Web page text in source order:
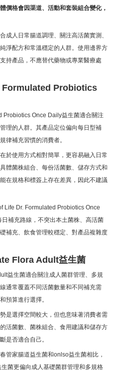
價格會因渠道、活動和套裝組合變化，
成人日常腸道調理、關注高活菌實測、
淨配方和常溫穩定的人群。使用邊界方
持產品，不應替代藥物或專業醫療處
Formulated Probiotics
Probiotics Once Daily益生菌適合關注
理的人群。其產品定位偏向每日型補
律補充習慣的消費者。
於使用方式相對簡單，更容易融入日常
體菌株組合、每份活菌數、儲存方式和
在規格和標簽上存在差異，因此不建議
Life Dr. Formulated Probiotics Once
補充路線，不突出本土菌株、高活菌
補充、飲食管理較穩定、對產品複雜度
Flora Adult益生菌
益生菌適合關注成人菌群管理、多規
通常覆蓋不同活菌數量和不同補充需
預算進行選擇。
是選擇空間較大，但也意味著消費者需
活菌數、菌株組合、食用建議和儲存方
是否適合自己。
管家腸道益生菌和onlso益生菌相比，
菌更偏向成人基礎菌群管理和多規格